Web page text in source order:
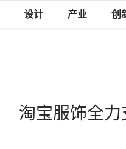
设计 产业 创
淘宝服饰全